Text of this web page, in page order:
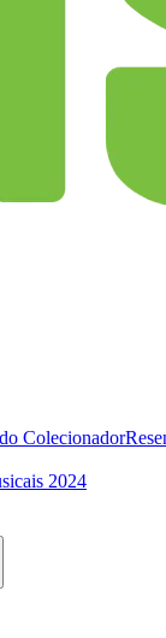
Colecionador
2024